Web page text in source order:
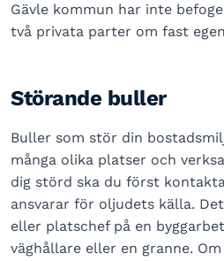
Gävle kommun har inte
två privata parter om fast
Störande buller
Buller som stör din
många olika platser och
dig störd ska du först
ansvarar för oljudets källa.
eller platschef på en
väghållare eller en granne.